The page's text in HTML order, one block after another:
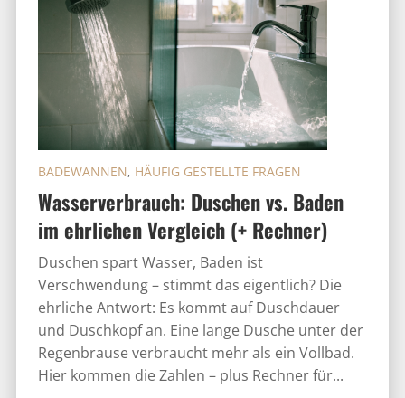
Wasserverbrauch: Duschen vs. Baden
im ehrlichen Vergleich (+ Rechner)
BADEWANNEN, HÄUFIG GESTELLTE FRAGEN
Duschen spart Wasser, Baden ist
Verschwendung – stimmt das eigentlich? Die
ehrliche Antwort: Es kommt auf Duschdauer
und Duschkopf an. Eine lange Dusche unter der
Regenbrause verbraucht mehr als ein Vollbad.
Hier kommen die Zahlen – plus Rechner für...